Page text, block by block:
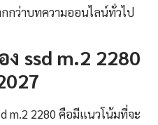
กว่าบทความออนไลน์ทั่วไป
ssd m.2 2280
m.2 2280 คือมีแนวโน้มที่จะ